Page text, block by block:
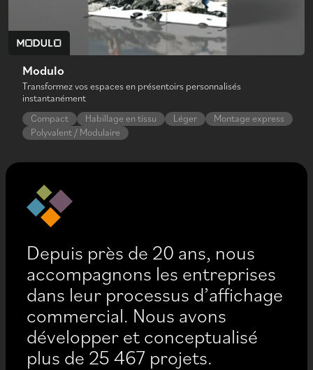
Modulo
Transformez vos espaces en présentoirs personnalisés
instantanément
Compact
Habillage en tissu Léger
Montage express
Polyvalent / Modulaire
Depuis près de 20 ans, nous
accompagnons les entreprises
dans leur processus d’affichage
commercial. Nous avons
développer et conceptualisé
plus de 25 467 projets.